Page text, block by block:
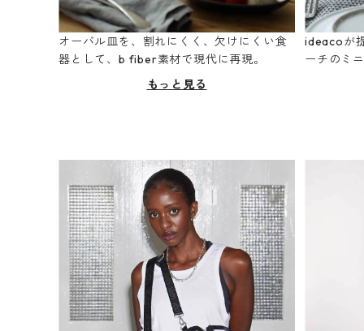
オーバル皿を、割れにくく、欠けにくい食
器として、b fiber素材で現代に再現。
もっと見る
ideacoが
ーチのミ